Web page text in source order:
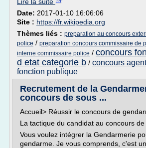
Date: 2017-01-10 16:06:06
Site : https://fr.wikipedia.org
Thèmes liés : preparation au concours
police / preparation concours commissaire de
interne commissaire police / concours
d etat categorie b / concours
fonction publique
Recrutement de la
concours de sous ...
Accueil> Réussir le concours de
La tactique du candidat au concours
Vous voulez intégrer la Gendarmerie
gendarme. Je vous comprends, c'est